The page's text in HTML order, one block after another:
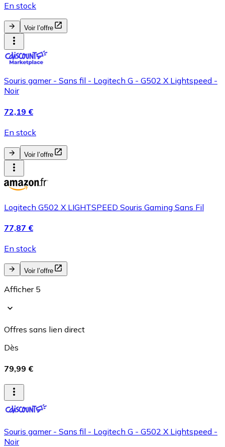
En stock
Voir l’offre
Souris gamer - Sans fil - Logitech G - G502 X Lightspeed -
Noir
72,19 €
En stock
Voir l’offre
Logitech G502 X LIGHTSPEED Souris Gaming Sans Fil
77,87 €
En stock
Voir l’offre
Afficher 5
Offres sans lien direct
Dès
79,99 €
Souris gamer - Sans fil - Logitech G - G502 X Lightspeed -
Noir